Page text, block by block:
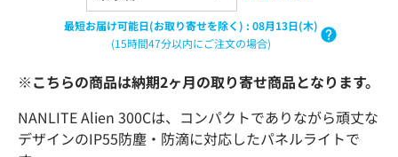
最短お届け可能日(お取り寄せを除く) : 08月13日(木)
(15時間47分以内にご注文の場合)
※こちらの商品は納期2ヶ月の取り寄せ商品となります。
NANLITE Alien 300Cは、コンパクトでありながら頑丈な
デザインのIP55防塵・防滴に対応したパネルライトで